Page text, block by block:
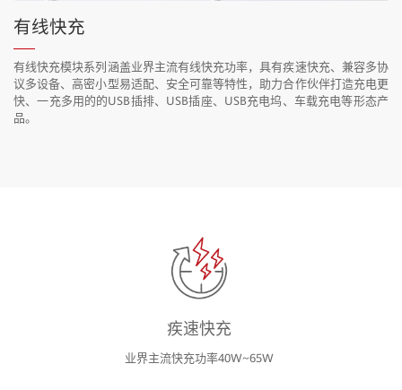
有线快充
有线快充模块系列涵盖业界主流有线快充功率，具有疾速快充、兼容多协
议多设备、高密小型易适配、安全可靠等特性，助力合作伙伴打造充电更
快、一充多用的的USB插排、USB插座、USB充电坞、车载充电等形态产
品。
疾速快充
业界主流快充功率40W~65W